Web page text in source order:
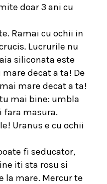
doar 3 ani cu
Ramai cu ochii in
Lucrurile nu
siliconata este
decat a ta! De
mare decat a ta!
mai bine: umbla
fara masura.
Uranus e cu ochii
fi seducator,
iti sta rosu si
la mare. Mercur te